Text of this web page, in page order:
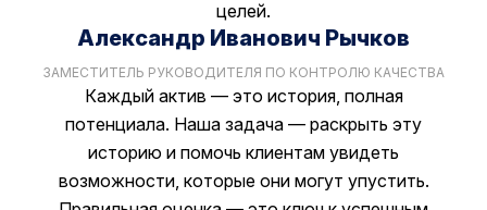
целей.
Александр Иванович Рычков
ЗАМЕСТИТЕЛЬ РУКОВОДИТЕЛЯ ПО КОНТРОЛЮ КАЧЕСТВА
Каждый актив — это история, полная
потенциала. Наша задача — раскрыть эту
историю и помочь клиентам увидеть
возможности, которые они могут упустить.